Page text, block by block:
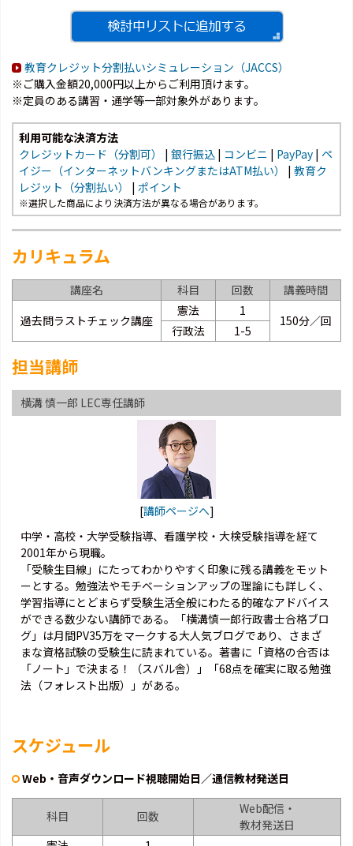
教育クレジット分割払いシミュレーション（JACCS）
※ご購入金額20,000円以上からご利用頂けます。
※定員のある講習・通学等一部対象外があります。
利用可能な決済方法
クレジットカード（分割可）
| 銀行振込 | コンビニ | PayPay | ペ
イジー（インターネットバンキングまたはATM払い）
| 教育ク
レジット（分割払い）
| ポイント
※選択した商品により決済方法が異なる場合があります。
カリキュラム
講座名 科目 回数
講義時間
過去問ラストチェック講座
憲法 1
150分／回
行政法 1-5
担当講師
横溝 慎一郎 LEC専任講師
[講師ページへ]
中学・高校・大学受験指導、看護学校・大検受験指導を経て
2001年から現職。
「受験生目線」にたってわかりやすく印象に残る講義をモット
ーとする。勉強法やモチベーションアップの理論にも詳しく、
学習指導にとどまらず受験生活全般にわたる的確なアドバイス
ができる数少ない講師である。「横溝慎一郎行政書士合格ブロ
グ」は月間PV35万をマークする大人気ブログであり、さまざ
まな資格試験の受験生に読まれている。著書に「資格の合否は
「ノート」で決まる！（スバル舎）」「68点を確実に取る勉強
法（フォレスト出版）」がある。
スケジュール
Web・音声ダウンロード視聴開始日／通信教材発送日
科目 回数
Web配信・
教材発送日